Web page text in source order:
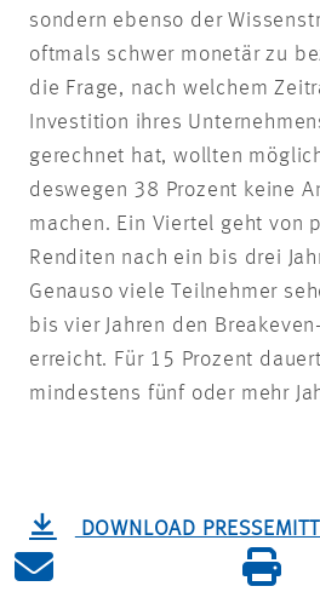
sondern ebenso der
oftmals schwer monetär zu
die Frage, nach welchem
Investition ihres
gerechnet hat, wollten
deswegen 38 Prozent keine
machen. Ein Viertel geht von
Renditen nach ein bis drei
Genauso viele Teilnehmer
bis vier Jahren den
erreicht. Für 15 Prozent
mindestens fünf oder mehr
DOWNLOAD